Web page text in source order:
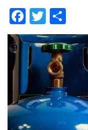
Facebook
Twitter